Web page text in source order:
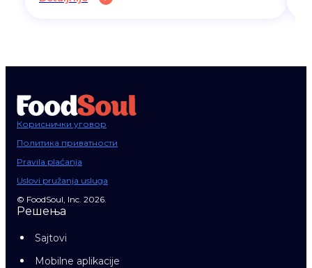
Кориснички уговор
Политика приватности
Pravila plaćanja
Uslovi pružanja usluga
© FoodSoul, Inc. 2026.
Решења
Sajtovi
Mobilne aplikacije